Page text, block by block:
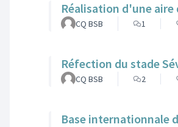
Réalisation d'une aire
CQ BSB 1
Réfection du stade
CQ BSB 2
Base internationnale